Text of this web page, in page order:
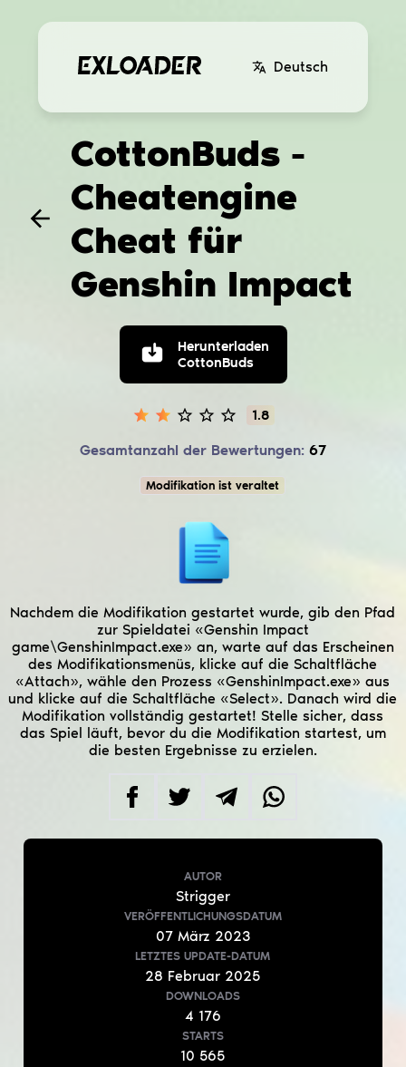
Deutsch
CottonBuds -
Cheatengine
Cheat für
Genshin Impact
Herunterladen
CottonBuds
1.8
Gesamtanzahl der Bewertungen: 67
Modifikation ist veraltet
Nachdem die Modifikation gestartet wurde, gib den Pfad
zur Spieldatei «Genshin Impact
game\GenshinImpact.exe» an, warte auf das Erscheinen
des Modifikationsmenüs, klicke auf die Schaltfläche
«Attach», wähle den Prozess «GenshinImpact.exe» aus
und klicke auf die Schaltfläche «Select». Danach wird die
Modifikation vollständig gestartet! Stelle sicher, dass
das Spiel läuft, bevor du die Modifikation startest, um
die besten Ergebnisse zu erzielen.
AUTOR
Strigger
VERÖFFENTLICHUNGSDATUM
07 März 2023
LETZTES UPDATE-DATUM
28 Februar 2025
DOWNLOADS
4 176
STARTS
10 565